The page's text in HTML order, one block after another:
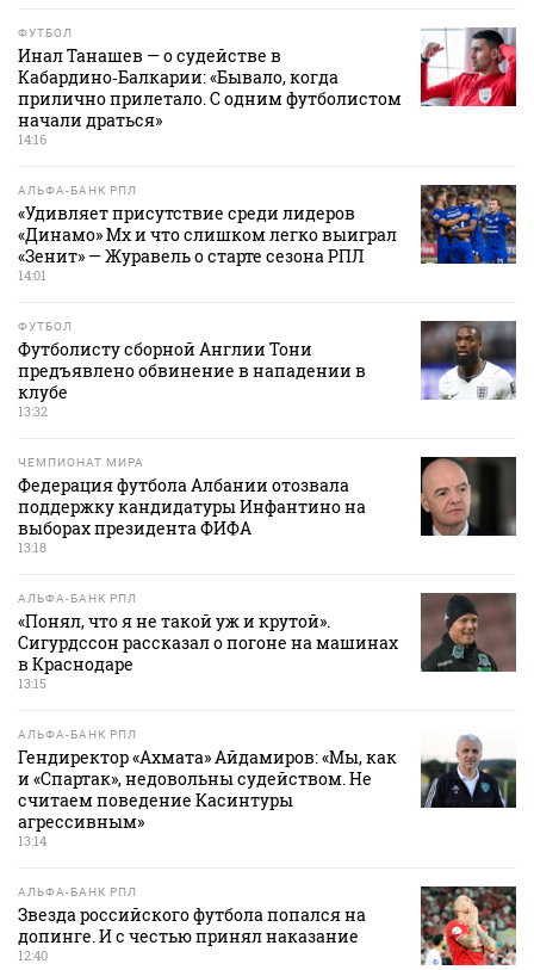
ФУТБОЛ
Инал Танашев — о судействе в
Кабардино‑Балкарии: «Бывало, когда
прилично прилетало. С одним футболистом
начали драться»
14:16
АЛЬФА-БАНК РПЛ
«Удивляет присутствие среди лидеров
«Динамо» Мх и что слишком легко выиграл
«Зенит» — Журавель о старте сезона РПЛ
14:01
ФУТБОЛ
Футболисту сборной Англии Тони
предъявлено обвинение в нападении в
клубе
13:32
ЧЕМПИОНАТ МИРА
Федерация футбола Албании отозвала
поддержку кандидатуры Инфантино на
выборах президента ФИФА
13:18
АЛЬФА-БАНК РПЛ
«Понял, что я не такой уж и крутой».
Сигурдссон рассказал о погоне на машинах
в Краснодаре
13:15
АЛЬФА-БАНК РПЛ
Гендиректор «Ахмата» Айдамиров: «Мы, как
и «Спартак», недовольны судейством. Не
считаем поведение Касинтуры
агрессивным»
13:14
АЛЬФА-БАНК РПЛ
Звезда российского футбола попался на
допинге. И с честью принял наказание
12:40